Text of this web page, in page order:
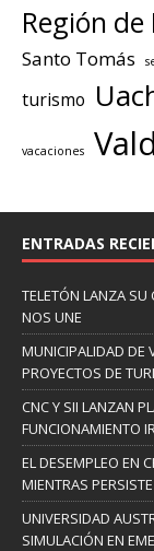
Región de
Santo Tomás
turismo
vacaciones
ENTRADAS
TELETÓN LANZA SU
NOS UNE
MUNICIPALIDAD DE
PROYECTOS DE
CNC Y SII LANZAN
FUNCIONAMIENTO
EL DESEMPLEO EN
MIENTRAS
UNIVERSIDAD
SIMULACIÓN EN